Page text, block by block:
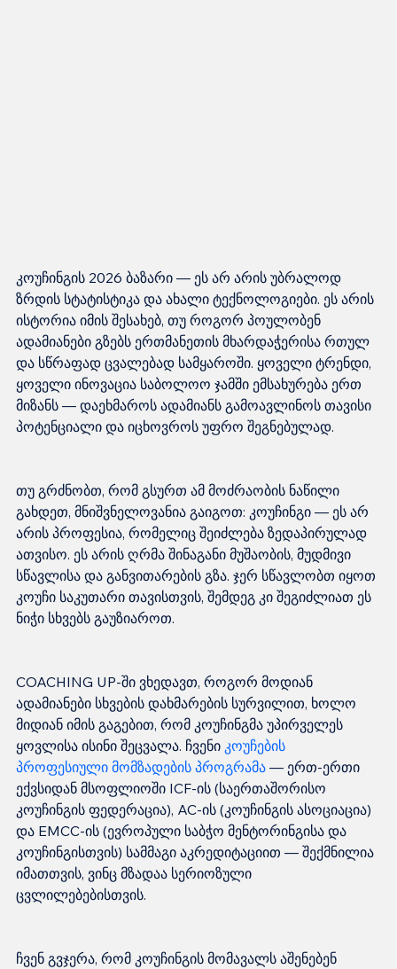
კოუჩინგის 2026 ბაზარი — ეს არ არის უბრალოდ
ზრდის სტატისტიკა და ახალი ტექნოლოგიები. ეს არის
ისტორია იმის შესახებ, თუ როგორ პოულობენ
ადამიანები გზებს ერთმანეთის მხარდაჭერისა რთულ
და სწრაფად ცვალებად სამყაროში. ყოველი ტრენდი,
ყოველი ინოვაცია საბოლოო ჯამში ემსახურება ერთ
მიზანს — დაეხმაროს ადამიანს გამოავლინოს თავისი
თუ გრძნობთ, რომ გსურთ ამ მოძრაობის ნაწილი
გახდეთ, მნიშვნელოვანია გაიგოთ: კოუჩინგი — ეს არ
არის პროფესია, რომელიც შეიძლება ზედაპირულად
ათვისო. ეს არის ღრმა შინაგანი მუშაობის, მუდმივი
სწავლისა და განვითარების გზა. ჯერ სწავლობთ იყოთ
კოუჩი საკუთარი თავისთვის, შემდეგ კი შეგიძლიათ ეს
COACHING UP-ში ვხედავთ, როგორ მოდიან
ადამიანები სხვების დახმარების სურვილით, ხოლო
მიდიან იმის გაგებით, რომ კოუჩინგმა უპირველეს
ყოვლისა ისინი შეცვალა. ჩვენი კოუჩების
პროფესიული მომზადების პროგრამა — ერთ-ერთი
ექვსიდან მსოფლიოში ICF-ის (საერთაშორისო
კოუჩინგის ფედერაცია), AC-ის (კოუჩინგის ასოციაცია)
და EMCC-ის (ევროპული საბჭო მენტორინგისა და
კოუჩინგისთვის) სამმაგი აკრედიტაციით — შექმნილია
იმათთვის, ვინც მზადაა სერიოზული
ჩვენ გვჯერა, რომ კოუჩინგის მომავალს აშენებენ